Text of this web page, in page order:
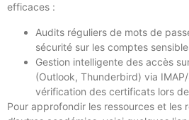
efficaces :
Audits réguliers de mots de
sécurité sur les comptes
Gestion intelligente des accès
(Outlook, Thunderbird) via
vérification des certificats lors
Pour approfondir les ressources et les